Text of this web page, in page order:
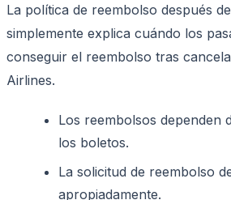
La política de reembolso después
simplemente explica cuándo los
conseguir el reembolso tras
Airlines.
Los reembolsos dependen
los boletos.
La solicitud de reembolso
apropiadamente.